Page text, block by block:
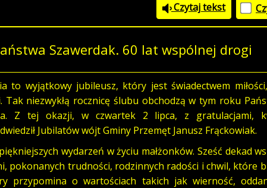
Czytaj tekst
Szawerdak. 60 lat wspólnej drogi
to wyjątkowy jubileusz, który jest świadectwem
Tak niezwykłą rocznicę ślubu obchodzą w tym roku
Z tej okazji, w czwartek 2 lipca, z gratulacjami,
Jubilatów wójt Gminy Przemęt Janusz Frąckowiak.
wydarzeń w życiu małżonków. Sześć dekad
pokonanych trudności, rodzinnych radości i chwil, które
przypomina o wartościach takich jak wierność,